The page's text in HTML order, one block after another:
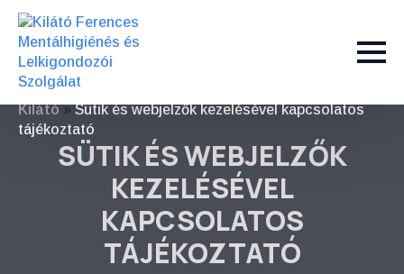
Kilátó » Sütik és webjelzők kezelésével kapcsolatos
tájékoztató
SÜTIK ÉS WEBJELZŐK
KEZELÉSÉVEL
KAPCSOLATOS
TÁJÉKOZTATÓ